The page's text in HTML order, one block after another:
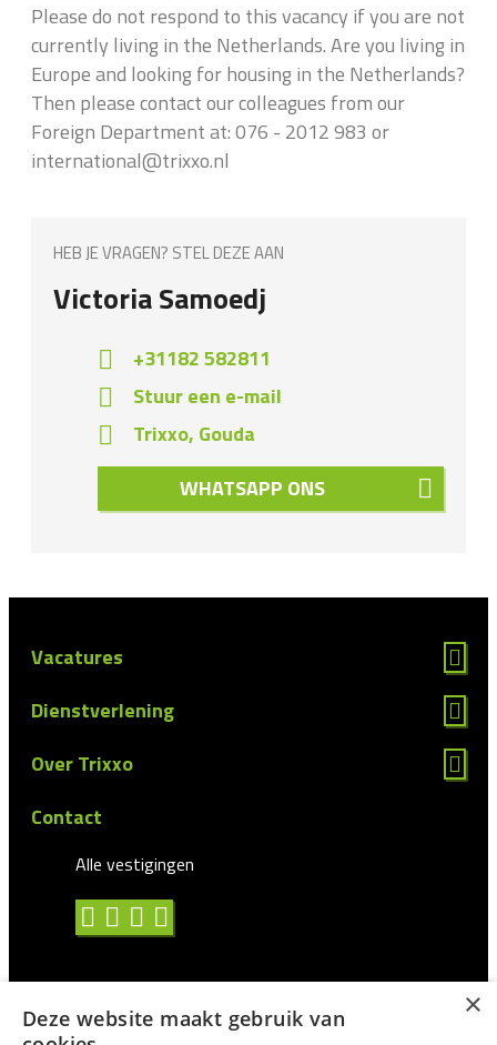
Please do not respond to this vacancy if you are not
currently living in the Netherlands. Are you living in
Europe and looking for housing in the Netherlands?
Then please contact our colleagues from our
Foreign Department at: 076 - 2012 983 or
international@trixxo.nl
HEB JE VRAGEN? STEL DEZE AAN
Victoria Samoedj
+31182 582811
Stuur een e-mail
Trixxo, Gouda
WHATSAPP ONS
Vacatures
Dienstverlening
Over Trixxo
Contact
Alle vestigingen
×
Deze website maakt gebruik van